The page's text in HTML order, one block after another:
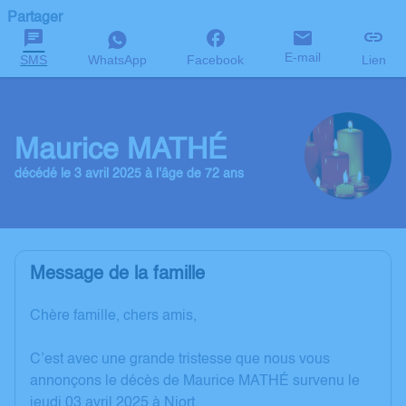
Partager
SMS WhatsApp Facebook E-mail Lien
Maurice MATHÉ
décédé le 3 avril 2025 à l'âge de 72 ans
Message de la famille
Chère famille, chers amis,
C’est avec une grande tristesse que nous vous
annonçons le décès de Maurice MATHÉ survenu le